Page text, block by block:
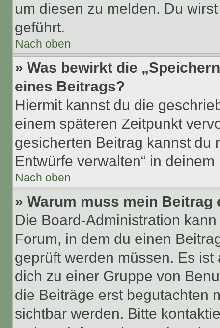
um diesen zu melden. Du
geführt.
Nach oben
» Was bewirkt die
eines Beitrags?
Hiermit kannst du die
einem späteren Zeitpunkt
gesicherten Beitrag kannst du
Entwürfe verwalten“ in
Nach oben
» Warum muss mein
Die Board-Administration
Forum, in dem du einen
geprüft werden müssen. Es
dich zu einer Gruppe von
die Beiträge erst begutachten
sichtbar werden. Bitte